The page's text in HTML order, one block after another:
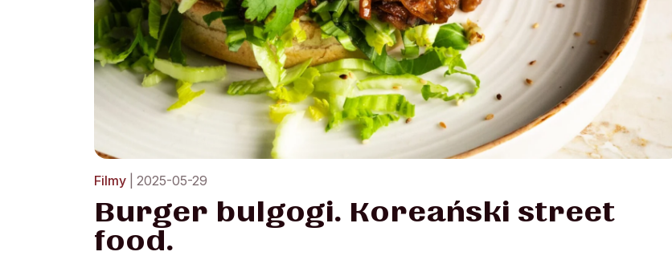
Filmy | 2025-05-29
Burger bulgogi. Koreański street
food.